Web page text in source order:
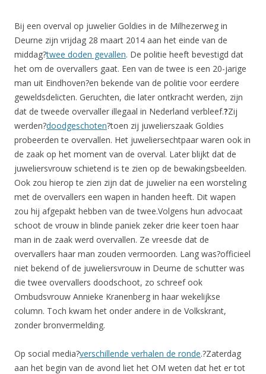
Bij een overval op juwelier Goldies in de Milhezerweg in
Deurne zijn vrijdag 28 maart 2014 aan het einde van de
middag?twee doden gevallen. De politie heeft bevestigd dat
het om de overvallers gaat. Een van de twee is een 20-jarige
man uit Eindhoven?en bekende van de politie voor eerdere
geweldsdelicten. Geruchten, die later ontkracht werden, zijn
dat de tweede overvaller illegaal in Nederland verbleef.?Zij
werden?doodgeschoten?toen zij juwelierszaak Goldies
probeerden te overvallen. Het juweliersechtpaar waren ook in
de zaak op het moment van de overval. Later blijkt dat de
juweliersvrouw schietend is te zien op de bewakingsbeelden.
Ook zou hierop te zien zijn dat de juwelier na een worsteling
met de overvallers een wapen in handen heeft. Dit wapen
zou hij afgepakt hebben van de twee.Volgens hun advocaat
schoot de vrouw in blinde paniek zeker drie keer toen haar
man in de zaak werd overvallen. Ze vreesde dat de
overvallers haar man zouden vermoorden. Lang was?officieel
niet bekend of de juweliersvrouw in Deurne de schutter was
die twee overvallers doodschoot, zo schreef ook
Ombudsvrouw Annieke Kranenberg in haar wekelijkse
column. Toch kwam het onder andere in de Volkskrant,
zonder bronvermelding.
Op social media?verschillende verhalen de ronde.?Zaterdag
aan het begin van de avond liet het OM weten dat het er tot